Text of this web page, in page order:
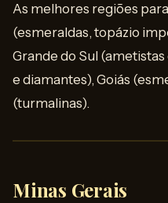
As melhores regiões
(esmeraldas, topázio
Grande do Sul
e diamantes), Goiás
(turmalinas).
Minas Gerais